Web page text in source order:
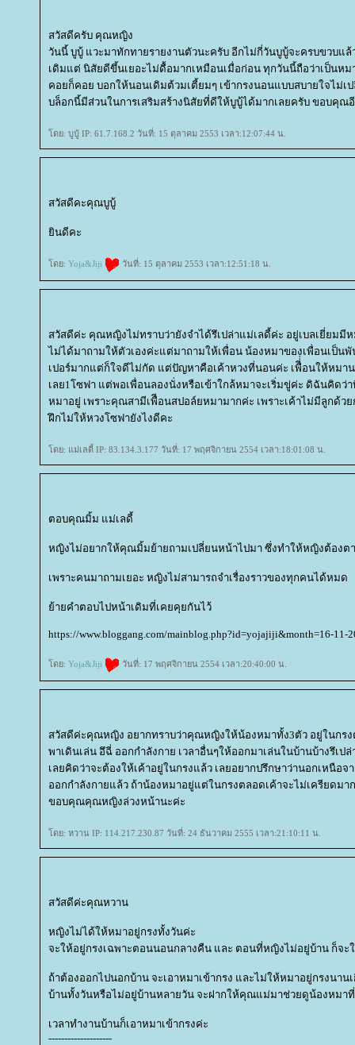
สวัสดีครับ คุณหญิง
วันนี้ บูบู้ แวะมาทักทายรายงานตัวนะครับ อีกไม่กี่วันบูบู้จะครบขวบแ
เดิมแต่ นิสัยดีขึ้นเยอะไม่ดื้อมากเหมือนเมื่อก่อน ทุกวันนี้ถือว่าเป็นห
คอยก็คอย บอกให้นอนเดิมต้วมเตี้ยมๆ เข้ากรงนอนแบบสบายใจไม่เ
บล็อกนี้มีส่วนในการเสริมสร้างนิสัยที่ดีให้บูบู้ได้มากเลยครับ ขอบคุณ
ดย: บูบู้ IP: 61.7.168.2 วันที่: 15 ตุลาคม 2553 เวลา:12:07:44 น.
สวัสดีคะคุณบูบู้
ินดีคะ
ดย: Yoja&Jiji วันที่: 15 ตุลาคม 2553 เวลา:12:51:18 น.
สวัสดีค่ะ คุณหญิงไม่ทราบว่ายังจำได้รึเปล่าแม่เลดี้ค่ะ อยู่เบลเยี่ยมมีห
ไม่ได้มาถามให้ตัวเองค่ะแต่มาถามให้เพื่อน น้องหมาของเพื่อนเป็นพั
เปอร์มากแต่ก็ใจดีไม่กัด แต่ปัญหาคือเค้าหวงที่นอนค่ะ เพืี่่อนให้หมา
เลย1โซฟา แต่พอเพื่อนลองนั่งหรือเข้าใกล้หมาจะเริ่มขู่ค่ะ ดิฉันคิดว่
หมาอยู่ เพราะคุณสามีเพืีอนสปอล์ยหมามากค่ะ เพราะเค้าไม่มีลูกด้วย
ฝึกไม่ให้หวงโซฟายังไงดีคะ
ดย: แม่เลดี้ IP: 83.134.3.177 วันที่: 17 พฤศจิกายน 2554 เวลา:18:01:08 น.
ตอบคุณมิ้ม แม่เลดี้
หญิงไม่อยากให้คุณมิ้มย้ายถามเปลี่ยนหน้าไปมา ซึ่งทำให้หญิงต้องต
เพราะคนมาถามเยอะ หญิงไม่สามารถจำเรื่องราวของทุกคนได้หมด
้ายคำตอบไปหน้าเดิมที่เคยคุยกันไว้
https://www.bloggang.com/mainblog.php?id=yojajiji&month=16-11-
ดย: Yoja&Jiji วันที่: 17 พฤศจิกายน 2554 เวลา:20:40:00 น.
สวัสดีค่ะคุณหญิง อยากทราบว่าคุณหญิงให้น้องหมาทั้ง3ตัว อยู่ในกรงต
พาเดินเล่น อึฉี่ ออกกำลังกาย เวลาอื่นๆให้ออกมาเล่นในบ้านบ้างรึเ
เลยคิดว่าจะต้องให้เค้าอยู่ในกรงแล้ว เลยอยากปรึกษาว่านอกเหนือจ
ออกกำลังกายแล้ว ถ้าน้องหมาอยู่แต่ในกรงตลอดเค้าจะไม่เครียดมา
ขอบคุณคุณหญิงล่วงหน้านะค่ะ
ดย: หวาน IP: 114.217.230.87 วันที่: 24 ธันวาคม 2555 เวลา:21:10:11 น.
สวัสดีค่ะคุณหวาน
หญิงไม่ได้ให้หมาอยู่กรงทั้งวันค่ะ
จะให้อยู่กรงเฉพาะตอนนอนกลางคืน และ ตอนที่หญิงไม่อยู่บ้าน ก็จะ
ถ้าต้องออกไปนอกบ้าน จะเอาหมาเข้ากรง และไม่ให้หมาอยู่กรงนาน
บ้านทั้งวันหรือไม่อยู่บ้านหลายวัน จะฝากให้คุณแม่มาช่วยดูน้องหมา
เวลาทำงานบ้านก็เอาหมาเข้ากรงค่ะ
--------------------